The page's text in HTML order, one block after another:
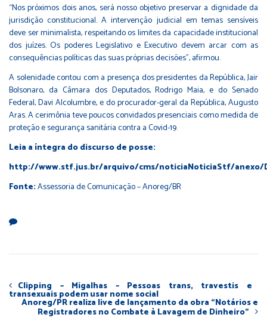
“Nos próximos dois anos, será nosso objetivo preservar a dignidade da
jurisdição constitucional. A intervenção judicial em temas sensíveis
deve ser minimalista, respeitando os limites da capacidade institucional
dos juízes. Os poderes Legislativo e Executivo devem arcar com as
consequências políticas das suas próprias decisões”, afirmou.
A solenidade contou com a presença dos presidentes da República, Jair
Bolsonaro, da Câmara dos Deputados, Rodrigo Maia, e do Senado
Federal, Davi Alcolumbre, e do procurador-geral da República, Augusto
Aras. A cerimônia teve poucos convidados presenciais como medida de
proteção e segurança sanitária contra a Covid-19.
Leia a íntegra do discurso de posse:
http://www.stf.jus.br/arquivo/cms/noticiaNoticiaStf/anexo/
Fonte:Assessoria de Comunicação – Anoreg/BR
Clipping – Migalhas – Pessoas trans, travestis e
transexuais podem usar nome social
Anoreg/PR realiza live de lançamento da obra “Notários e
Registradores no Combate à Lavagem de Dinheiro”